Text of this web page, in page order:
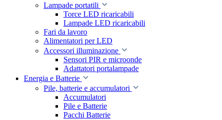
Lampade portatili
Torce LED ricaricabili
Lampade LED ricaricabili
Fari da lavoro
Alimentatori per LED
Accessori illuminazione
Sensori PIR e microonde
Adattatori portalampade
Energia e Batterie
Pile, batterie e accumulatori
Accumulatori
Pile e Batterie
Pacchi Batterie